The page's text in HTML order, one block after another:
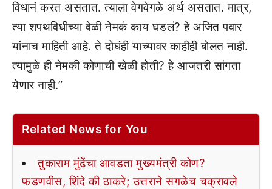
विधानं करत असतात. त्याला वेगवेगळे अर्थ असतात. मात्र,
त्या शपथविधीच्या वेळी नेमकं काय घडलं? हे अजित पवार
यांनाच माहिती आहे. ते दोघंही याच्यावर काहीही बोलत नाही.
त्यामुळे ही नेमकी कोणाची खेळी होती? हे आजतरी सांगता
येणार नाही.”
Related News for You
तुकाराम मुंढेंचा आवडता मुख्यमंत्री कोण?
फडणवीस, शिंदे की ठाकरे; उत्तराने सगळेच चक्रावले